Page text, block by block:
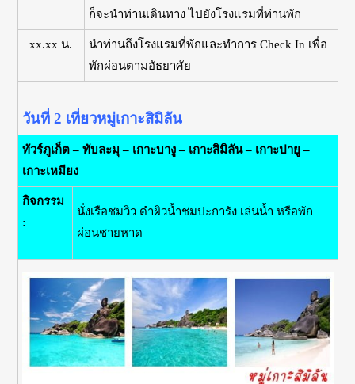
ก็จะนำท่านเดินทาง ไปยังโรงแรมที่ท่านพัก
xx.xx น.
นำท่านถึงโรงแรมที่พักและทำการ Check In เพื่อ
พักผ่อนตามอัธยาศัย
วันที่ 2 เที่ยวหมู่เกาะสิมิลัน
ทัวร์ภูเก็ต – ทับละมุ – เกาะบางู – เกาะสิมิลัน – เกาะปายู –
เกาะเหมียง
กิจกรรม
:
นั่งเรือชมวิว ดำผิวน้ำชมปะการัง เล่นน้ำ หรือพัก
ผ่อนชายหาด